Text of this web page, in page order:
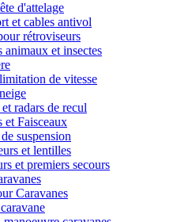
d'attelage
et cables antivol
rétroviseurs
animaux et insectes
de vitesse
radars de recul
et Faisceaux
suspension
et lentilles
et premiers secours
Caravanes